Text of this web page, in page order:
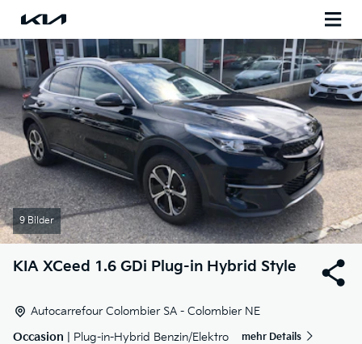
9 Bilder
KIA XCeed 1.6 GDi Plug-in Hybrid Style
Autocarrefour Colombier SA - Colombier NE
Occasion | Plug-in-Hybrid Benzin/Elektro mehr Details